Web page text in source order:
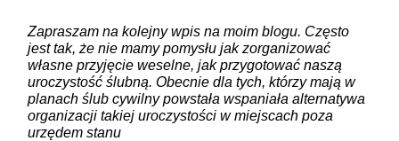
Zapraszam na kolejny wpis na moim blogu. Często
jest tak, że nie mamy pomysłu jak zorganizować
własne przyjęcie weselne, jak przygotować naszą
uroczystość ślubną. Obecnie dla tych, którzy mają w
planach ślub cywilny powstała wspaniała alternatywa
organizacji takiej uroczystości w miejscach poza
urzędem stanu